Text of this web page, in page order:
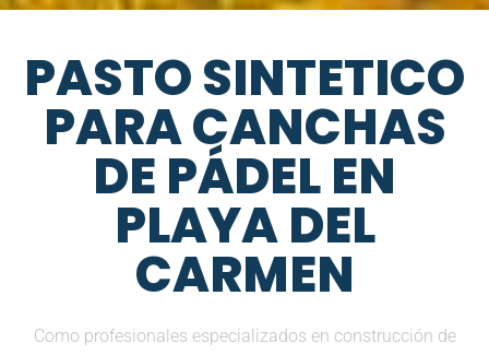
PASTO SINTETICO
PARA CANCHAS
DE PÁDEL EN
PLAYA DEL
CARMEN
Como profesionales especializados en construcción de